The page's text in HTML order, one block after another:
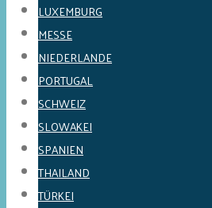
LUXEMBURG
MESSE
NIEDERLANDE
PORTUGAL
SCHWEIZ
SLOWAKEI
SPANIEN
THAILAND
TÜRKEI